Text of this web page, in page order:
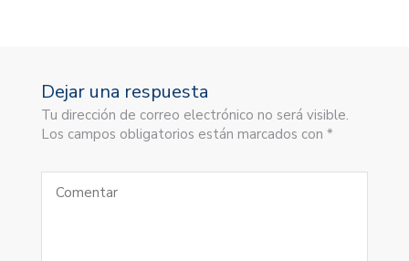
Dejar una respuesta
Tu dirección de correo electrónico no será visible.
Los campos obligatorios están marcados con *